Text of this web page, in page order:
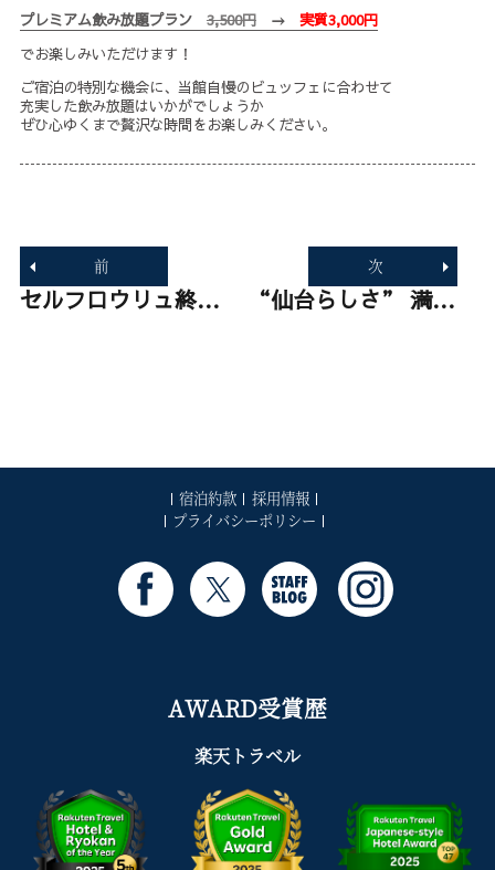
プレミアム飲み放題プラン 3,500円→ 実質3,000円
でお楽しみいただけます！
ご宿泊の特別な機会に、当館自慢のビュッフェに合わせて
充実した飲み放題はいかがでしょうか
ぜひ心ゆくまで贅沢な時間をお楽しみください。
稿
ナ
ビ
ゲ
前
過
去
セルフロウリュ終了のお知らせ
次
“仙台らしさ” 満載♪ 見て楽しい、選んで嬉しい売店へ
宿泊約款
採用情報
プライバシーポリシー
AWARD受賞歴
楽天トラベル